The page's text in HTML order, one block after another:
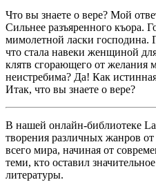
Что вы знаете о вере? Мой
Сильнее разъяренного къора.
мимолетной ласки господина.
что стала навеки женщиной
клятв сгорающего от желания
неистребима? Да! Как
Итак, что вы знаете о вере?
В нашей онлайн-библиотеке
творения различных жанров
всего мира, начиная от
теми, кто оставил
литературы.